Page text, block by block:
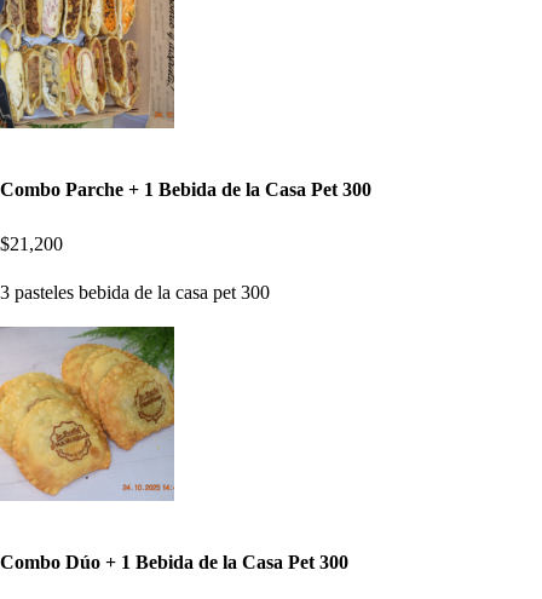
Combo Parche + 1 Bebida de la Casa Pet 300
$21,200
3 pasteles bebida de la casa pet 300
Combo Dúo + 1 Bebida de la Casa Pet 300